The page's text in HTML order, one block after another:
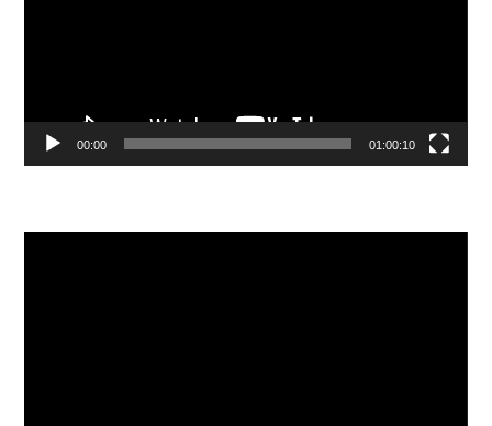
00:00 01:00:10